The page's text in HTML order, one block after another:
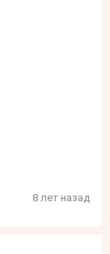
8 лет назад